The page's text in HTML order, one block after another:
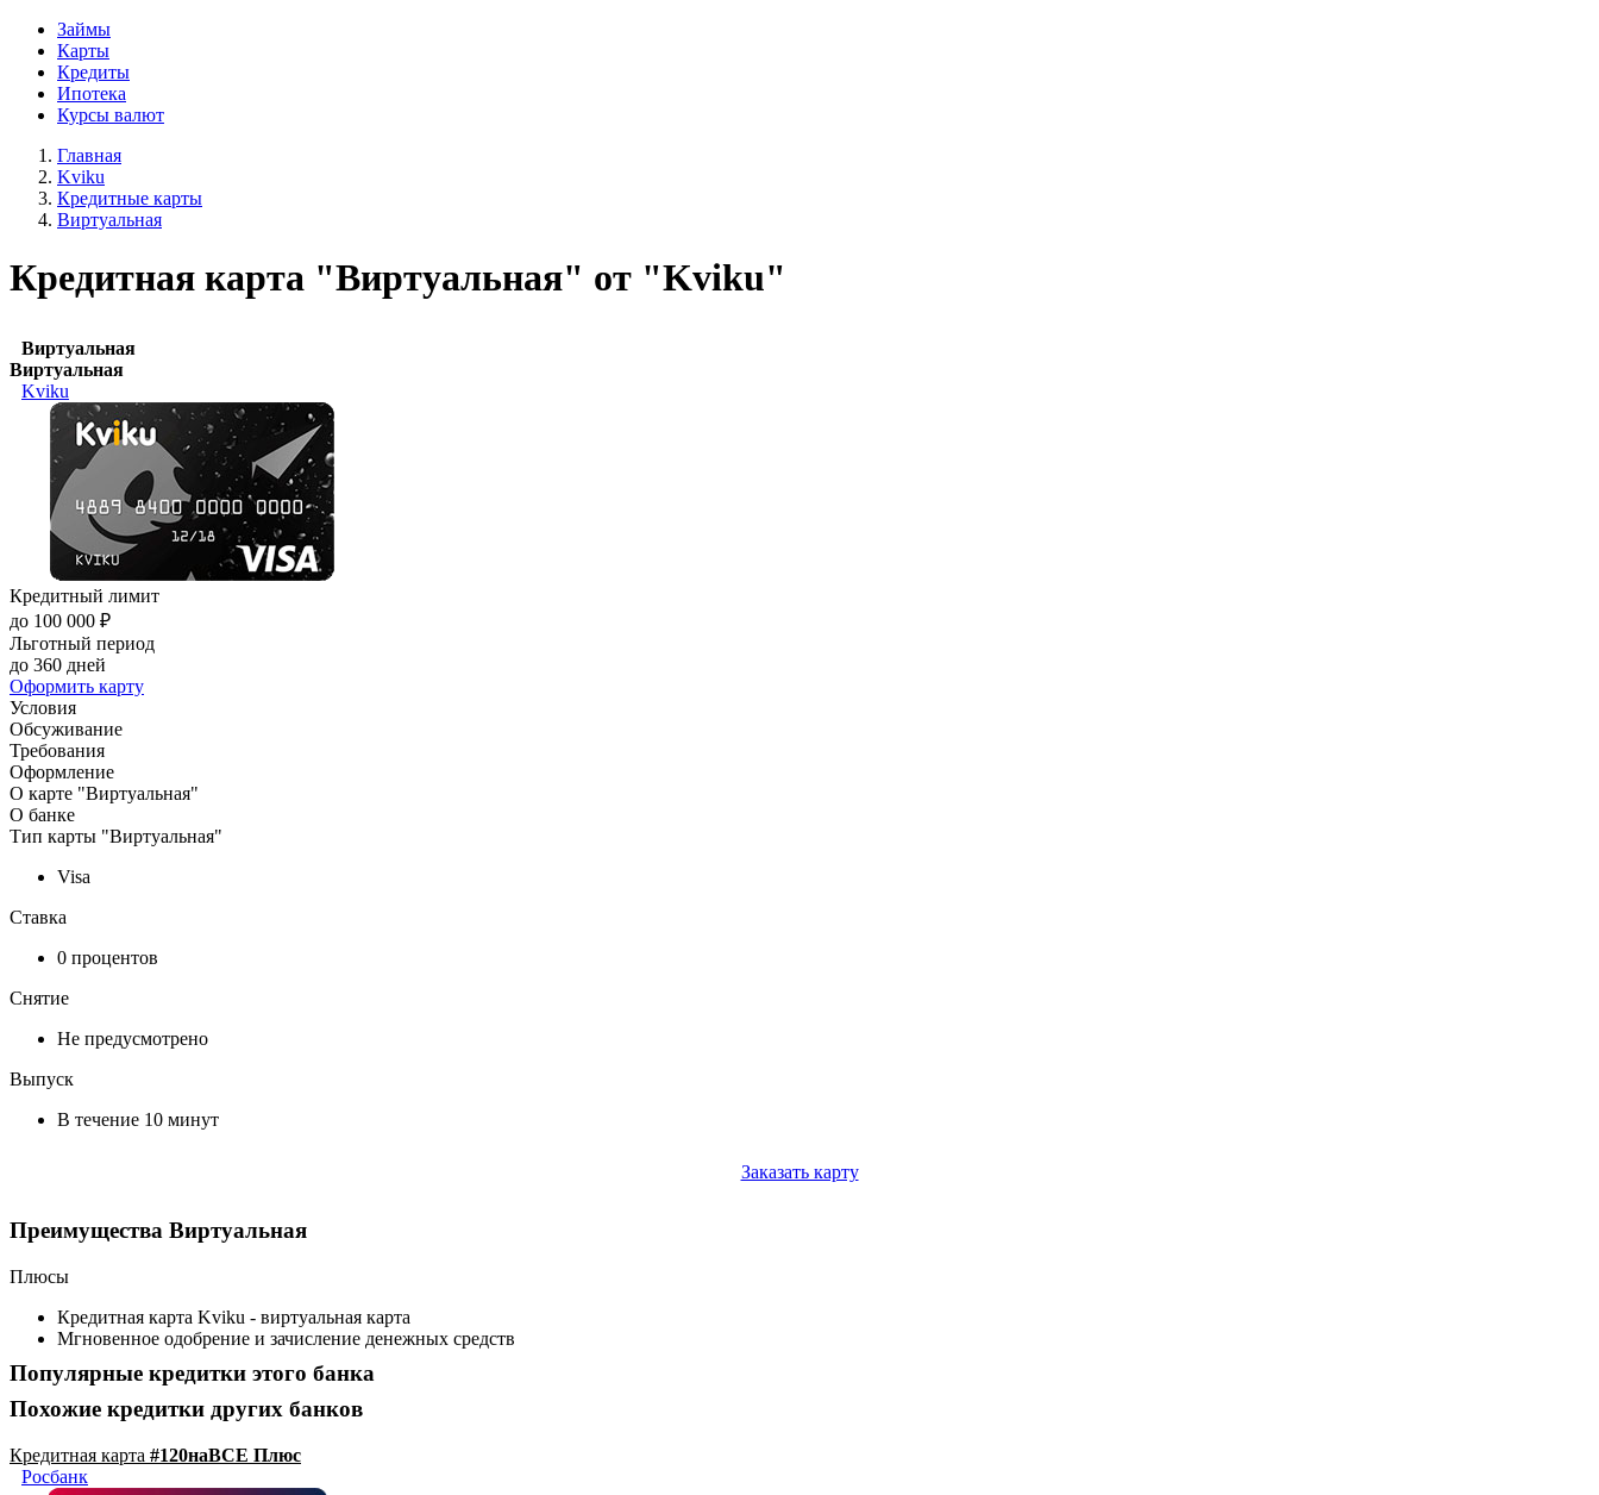
Займы
Карты
Кредиты
Ипотека
Курсы валют
Главная
Kviku
Кредитные карты
Виртуальная
Кредитная карта "Виртуальная" от "Kviku"
Виртуальная
Виртуальная
Kviku
Кредитный лимит
до 100 000 ₽
Льготный период
до 360 дней
Оформить карту
Условия
Обсуживание
Требования
Оформление
О карте "Виртуальная"
О банке
Тип карты "Виртуальная"
Visa
Ставка
0 процентов
Снятие
Не предусмотрено
Выпуск
В течение 10 минут
Заказать карту
Преимущества Виртуальная
Плюсы
Кредитная карта Kviku - виртуальная карта
Мгновенное одобрение и зачисление денежных средств
Популярные кредитки этого банка
Похожие кредитки других банков
Кредитная карта #120наВСЕ Плюс
Росбанк